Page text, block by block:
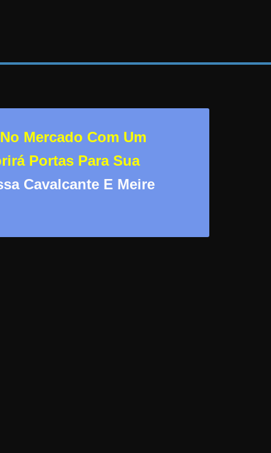
Mercado Com Um
Portas Para Sua
Cavalcante E Meire